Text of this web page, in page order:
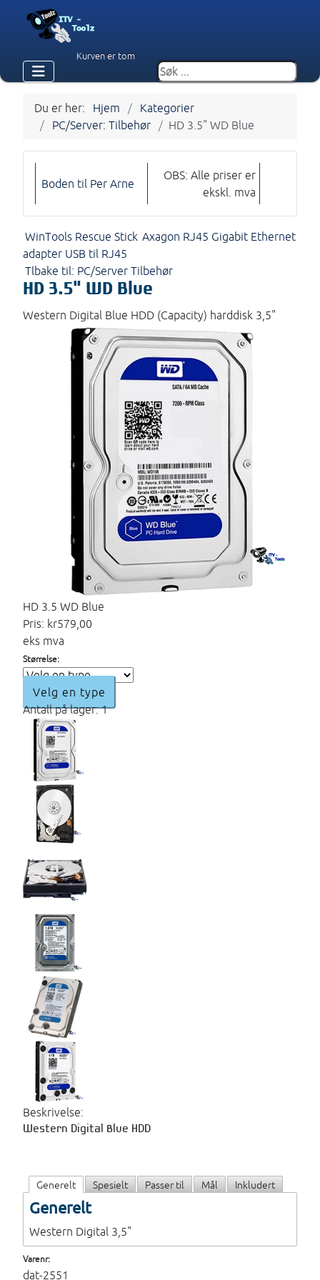
Kurven er tom
Du er her: Hjem
Kategorier
PC/Server: Tilbehør
HD 3.5" WD Blue
Boden til Per Arne
OBS: Alle priser er
ekskl. mva
WinTools Rescue Stick Axagon RJ45 Gigabit Ethernet
adapter USB til RJ45
Tlbake til: PC/Server Tilbehør
HD 3.5" WD Blue
Western Digital Blue HDD (Capacity) harddisk 3,5"
HD 3.5 WD Blue
Pris: kr579,00
eks mva
Størrelse:
Velg en type
Antall på lager: 1
Beskrivelse:
Western Digital Blue HDD
Generelt Spesielt Passer til Mål Inkludert
Generelt
Western Digital 3,5"
Varenr:
dat-2551